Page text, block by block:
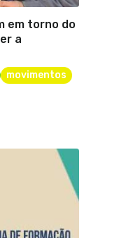
em torno do
a
movimentos